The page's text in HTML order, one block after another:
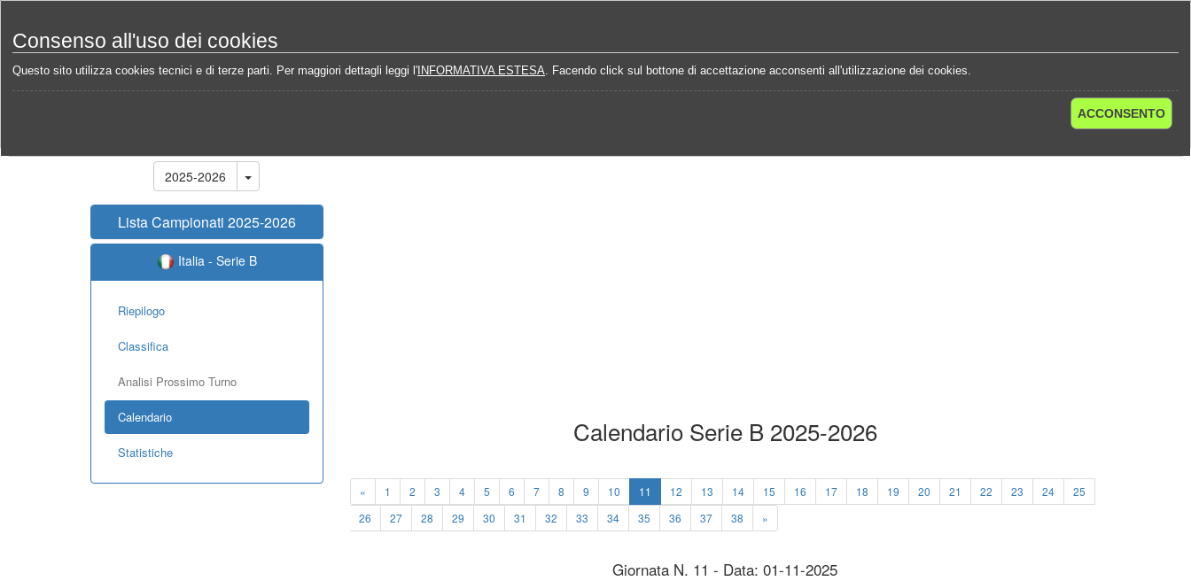
Consenso all'uso dei cookies
Questo sito utilizza cookies tecnici e di terze parti. Per maggiori dettagli leggi l' INFORMATIVA ESTESA. Facendo click sul bottone di accettazione acconsenti all'utilizzazione dei cookies.
ACCONSENTO
Home Campionati Italia - Serie B 2025-2026 Calendario
2025-2026
Lista Campionati 2025-2026
Italia - Serie B
Riepilogo
Classifica
Analisi Prossimo Turno
Calendario
Statistiche
Calendario Serie B 2025-2026
« 1 2 3 4 5 6 7 8 9 10 11 12 13 14 15 16 17 18 19 20 21 22 23 24
25
26
27 28 29 30 31 32 33 34 35 36 37 38 »
Giornata N. 11 - Data: 01-11-2025